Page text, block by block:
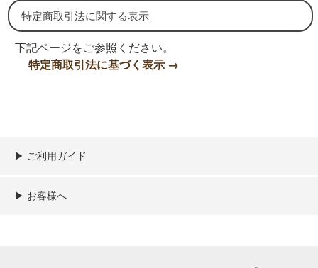
特定商取引法に関する表示
下記ページをご参照ください。
特定商取引法に基づく表示 →
▶︎ ご利用ガイド
ご利用ガイド
決済／配送／送料について
取り扱い商品一覧
顧客情報の取扱について
特定商取引法の表記
▶︎ お客様へ